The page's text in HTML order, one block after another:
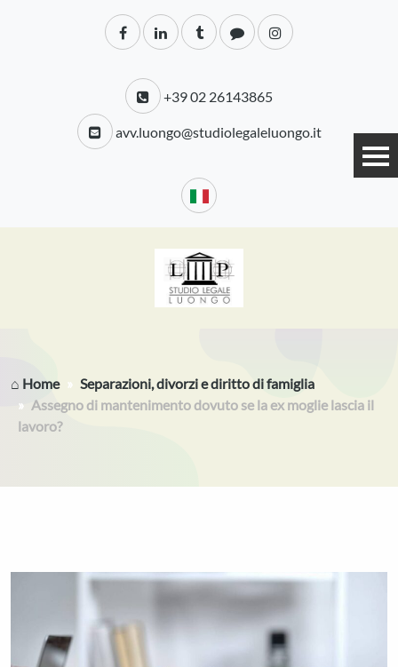
+39 02 26143865
avv.luongo@studiolegaleluongo.it
⌂ Home
Separazioni, divorzi e diritto di famiglia
Assegno di mantenimento dovuto se la ex moglie lascia il
lavoro?